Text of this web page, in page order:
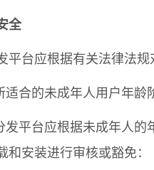
全
平台应根据有关法律法
适合的未成年人用户年
发平台应根据未成年人
和安装进行审核或豁免：